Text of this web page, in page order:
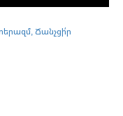
Ճանչցի՛ր